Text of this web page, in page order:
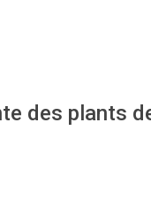
des plants